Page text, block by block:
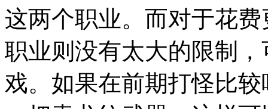
这两个职业。而对于花
职业则没有太大的限制
戏。如果在前期打怪比